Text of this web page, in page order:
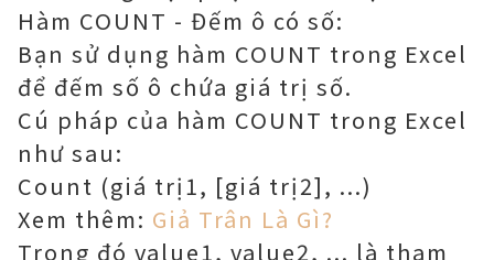
Hàm COUNT - Đếm ô có số:
Bạn sử dụng hàm COUNT trong Excel
để đếm số ô chứa giá trị số.
Cú pháp của hàm COUNT trong Excel
như sau:
Count (giá trị1, [giá trị2], ...)
Xem thêm: Giả Trân Là Gì?
Trong đó value1, value2, ... là tham